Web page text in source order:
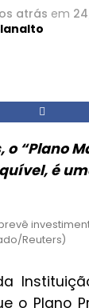
atrás em
o “Plano
é
Reuters)
o Plano